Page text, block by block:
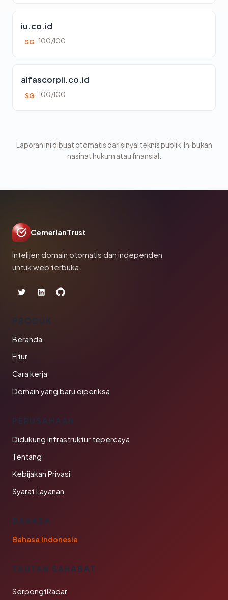
iu.co.id
SG 100/100
alfascorpii.co.id
SG 100/100
Laporan ini dibuat otomatis dari sinyal teknis publik. Ini bukan
nasihat hukum atau finansial.
CemerlanTrust
Intelijen domain otomatis dan independen
untuk web terbuka.
PRODUK
Beranda
Fitur
Cara kerja
Domain yang baru diperiksa
PERUSAHAAN
Didukung infrastruktur tepercaya
Tentang
Kebijakan Privasi
Syarat Layanan
BAHASA
Bahasa Indonesia
TAUTAN SAHABAT
SerpongtRadar